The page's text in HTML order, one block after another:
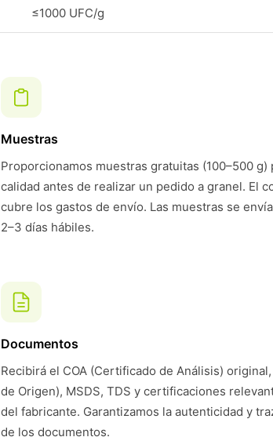
≤1000 UFC/g
Muestras
Proporcionamos muestras gratuitas (100–500 g)
calidad antes de realizar un pedido a granel. El
cubre los gastos de envío. Las muestras se
2–3 días hábiles.
Documentos
Recibirá el COA (Certificado de Análisis)
de Origen), MSDS, TDS y certificaciones
del fabricante. Garantizamos la autenticidad y
de los documentos.